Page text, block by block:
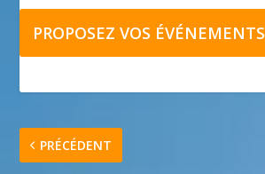
PROPOSEZ VOS ÉVÉNEMENTS
PRÉCÉDENT